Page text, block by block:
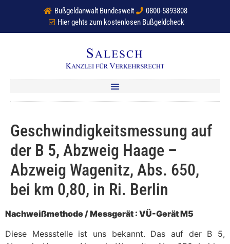
Bußgeldanwalt Bundesweit
0800-5893808
Hier gehts zum kostenlosen Bußgeldcheck
Geschwindigkeitsmessung auf
der B 5, Abzweig Haage –
Abzweig Wagenitz, Abs. 650,
bei km 0,80, in Ri. Berlin
Nachweißmethode / Messgerät : VÜ-Gerät M5
Diese Messstelle ist uns bekannt. Das auf der B 5,